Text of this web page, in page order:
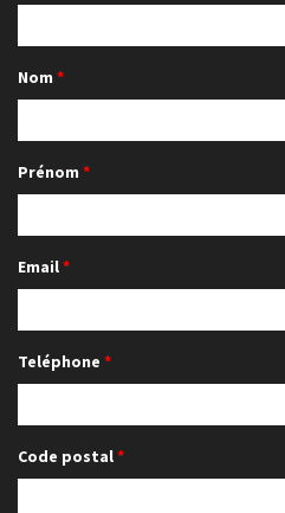
Nom
Prénom
Email
Teléphone
Code postal